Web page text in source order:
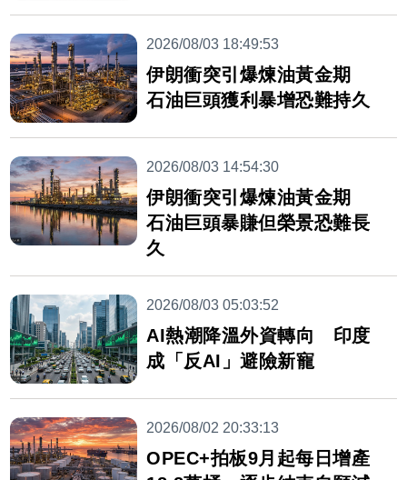
2026/08/03 18:49:53
伊朗衝突引爆煉油黃金期
石油巨頭獲利暴增恐難持久
2026/08/03 14:54:30
伊朗衝突引爆煉油黃金期
石油巨頭暴賺但榮景恐難長
久
2026/08/03 05:03:52
AI熱潮降溫外資轉向 印度
成「反AI」避險新寵
2026/08/02 20:33:13
OPEC+拍板9月起每日增產